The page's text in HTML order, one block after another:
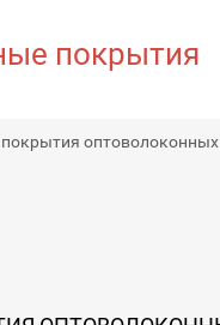
покрытия
оптоволоконных